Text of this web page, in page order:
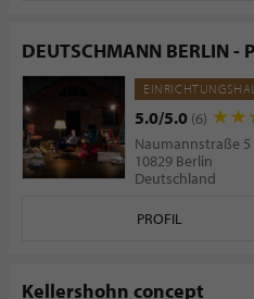
DEUTSCHMANN BERLIN -
RAUMAUSSTATTUNG
5.0/5.0 (6)
Naumannstraße 5
10829 Berlin
Deutschland
PROFIL
Kellershohn concept